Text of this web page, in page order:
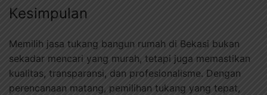
Kesimpulan
Memilih jasa tukang bangun rumah di Bekasi bukan
sekadar mencari yang murah, tetapi juga memastikan
kualitas, transparansi, dan profesionalisme. Dengan
perencanaan matang, pemilihan tukang yang tepat,